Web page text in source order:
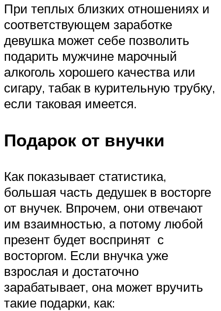
При теплых близких отношениях и
соответствующем заработке
девушка может себе позволить
подарить мужчине марочный
алкоголь хорошего качества или
сигару, табак в курительную трубку,
если таковая имеется.
Подарок от внучки
Как показывает статистика,
большая часть дедушек в восторге
от внучек. Впрочем, они отвечают
им взаимностью, а потому любой
презент будет воспринят с
восторгом. Если внучка уже
взрослая и достаточно
зарабатывает, она может вручить
такие подарки, как: